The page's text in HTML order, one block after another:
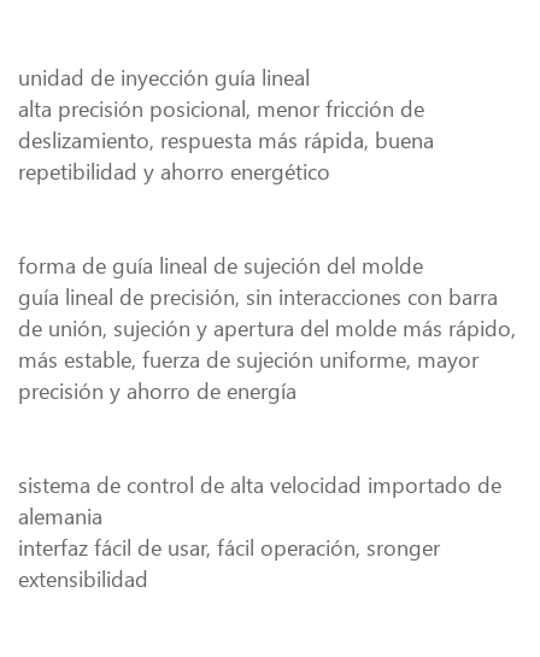
unidad de inyección guía lineal
alta precisión posicional, menor fricción de
deslizamiento, respuesta más rápida, buena
repetibilidad y ahorro energético
forma de guía lineal de sujeción del molde
guía lineal de precisión, sin interacciones con barra
de unión, sujeción y apertura del molde más rápido,
más estable, fuerza de sujeción uniforme, mayor
precisión y ahorro de energía
sistema de control de alta velocidad importado de
alemania
interfaz fácil de usar, fácil operación, sronger
extensibilidad